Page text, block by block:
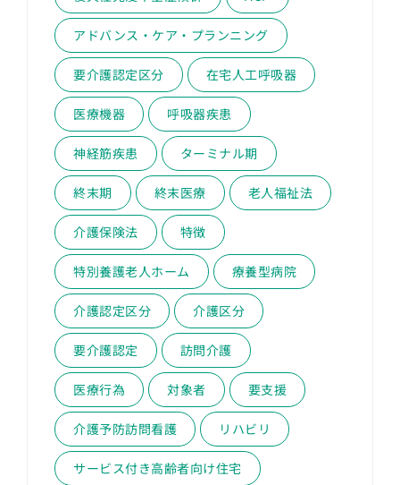
アドバンス・ケア・プランニング
要介護認定区分 在宅人工呼吸器
医療機器 呼吸器疾患
神経筋疾患 ターミナル期
終末期 終末医療 老人福祉法
介護保険法 特徴
特別養護老人ホーム 療養型病院
介護認定区分 介護区分
要介護認定 訪問介護
医療行為 対象者 要支援
介護予防訪問看護 リハビリ
サービス付き高齢者向け住宅